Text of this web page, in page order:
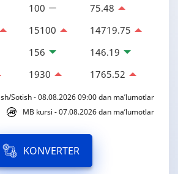
100 75.48
15100 14719.75
156 146.19
1930 1765.52
Sotish - 08.08.2026 09:00 dan ma’lumotlar
MB kursi - 07.08.2026 dan ma’lumotlar
KONVERTER